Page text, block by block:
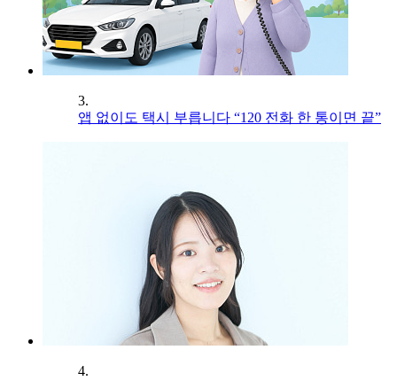
3.
앱 없이도 택시 부릅니다 “120 전화 한 통이면 끝”
4.